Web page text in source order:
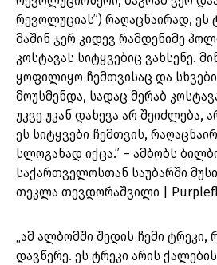
რევოლუციას”) რაღაცნაირად, ეს
მაშინ ჯერ კიდევ რამდენიმე
კოსტავას სიტყვებიც ვახსენე.
ყოფილიყო ჩემთვისაც და
მოუსმენდა, სადაც მერაბ
უკვე უკან დახევა არ შეიძლება,
ეს სიტყვები ჩემთვის,
სლოგანად იქცა.” – ამბობს
საქართველოსთან საუბარში
თეკლა თევდორაშვილი |
„ამ ალბომში შედის ჩემი
დავწერე. ეს ტრეკი არის